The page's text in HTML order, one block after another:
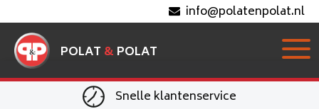
info@polatenpolat.nl
POLAT & POLAT
Snelle klantenservice